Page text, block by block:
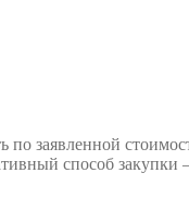
заявленной
способ